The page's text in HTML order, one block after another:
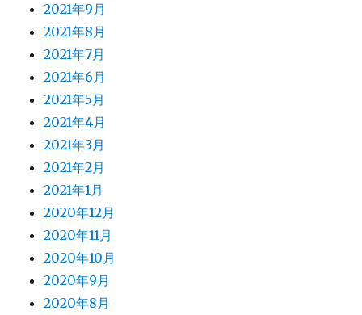
2021年9月
2021年8月
2021年7月
2021年6月
2021年5月
2021年4月
2021年3月
2021年2月
2021年1月
2020年12月
2020年11月
2020年10月
2020年9月
2020年8月